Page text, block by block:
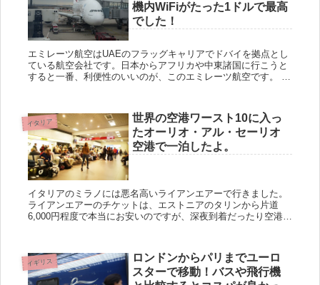
機内WiFiがたった1ドルで最高
でした！
エミレーツ航空はUAEのフラッグキャリアでドバイを拠点とし
ている航空会社です。日本からアフリカや中東諸国に行こうと
すると一番、利便性のいいのが、このエミレーツ航空です。 他
イタリア
世界の空港ワースト10に入っ
たオーリオ・アル・セーリオ
空港で一泊したよ。
イタリアのミラノには悪名高いライアンエアーで行きました。
ライアンエアーのチケットは、エストニアのタリンから片道
6,000円程度で本当にお安いのですが、深夜到着だったり空港が
イギリス
ロンドンからパリまでユーロ
スターで移動！バスや飛行機